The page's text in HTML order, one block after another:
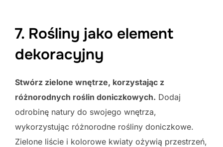
7. Rośliny jako element
dekoracyjny
Stwórz zielone wnętrze, korzystając z
różnorodnych roślin doniczkowych. Dodaj
odrobinę natury do swojego wnętrza,
wykorzystując różnorodne rośliny doniczkowe.
Zielone liście i kolorowe kwiaty ożywią przestrzeń,